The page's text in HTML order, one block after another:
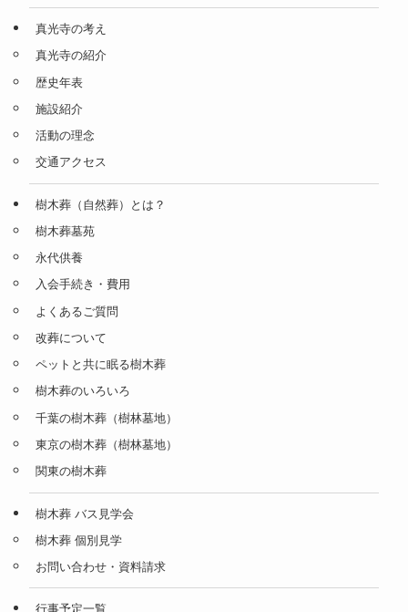
真光寺の考え
真光寺の紹介
歴史年表
施設紹介
活動の理念
交通アクセス
樹木葬（自然葬）とは？
樹木葬墓苑
永代供養
入会手続き・費用
よくあるご質問
改葬について
ペットと共に眠る樹木葬
樹木葬のいろいろ
千葉の樹木葬（樹林墓地）
東京の樹木葬（樹林墓地）
関東の樹木葬
樹木葬 バス見学会
樹木葬 個別見学
お問い合わせ・資料請求
行事予定一覧